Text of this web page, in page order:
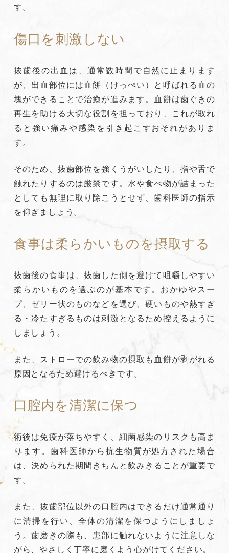
す。
傷口を刺激しない
抜歯後の出血は、通常数時間で自然に止まります
が、出血部位には血餅（けっぺい）と呼ばれる血の
塊ができることで治癒が進みます。血餅は歯ぐきの
再生を助ける大切な役割を担っており、これが取れ
ると強い痛みや感染を引き起こすおそれがありま
す。
そのため、抜歯部位を強くうがいしたり、指や舌で
触れたりするのは厳禁です。水や食べ物が詰まった
としても無理に取り除こうとせず、歯科医師の指示
を仰ぎましょう。
食事は柔らかいものを摂取する
抜歯後の食事は、抜歯した側を避けて咀嚼しやすい
柔らかいものを選ぶのが基本です。おかゆやスー
プ、ゼリー状のものなどを選び、硬いものや熱すぎ
る・冷たすぎるものは刺激となるため控えるように
しましょう。
また、ストローでの飲み物の摂取も血餅が剥がれる
原因となるため避けるべきです。
口腔内を清潔に保つ
術後は免疫が落ちやすく、細菌感染のリスクも高ま
ります。歯科医師から抗生物質が処方された場合
は、決められた期間きちんと飲みきることが重要で
す。
また、抜歯部位以外の口腔内はできるだけ通常通り
に清掃を行い、全体の清潔を保つようにしましょ
う。歯磨きの際も、患部に触れないように注意しな
がら、やさしく丁寧に磨くよう心がけてください。